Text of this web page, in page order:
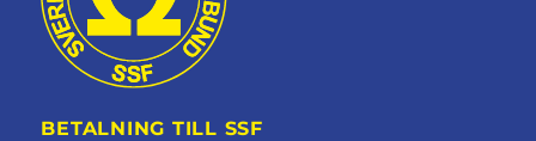
BETALNING TILL SSF